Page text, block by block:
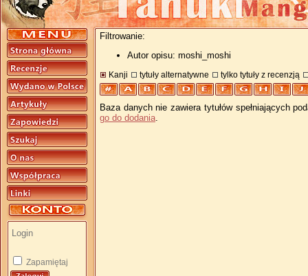
Zapamiętaj
Filtrowanie:
Autor opisu: moshi_moshi
Kanji tytuły alternatywne tylko tytuły z recenzją
Baza danych nie zawiera tytułów spełniających
go do dodania.